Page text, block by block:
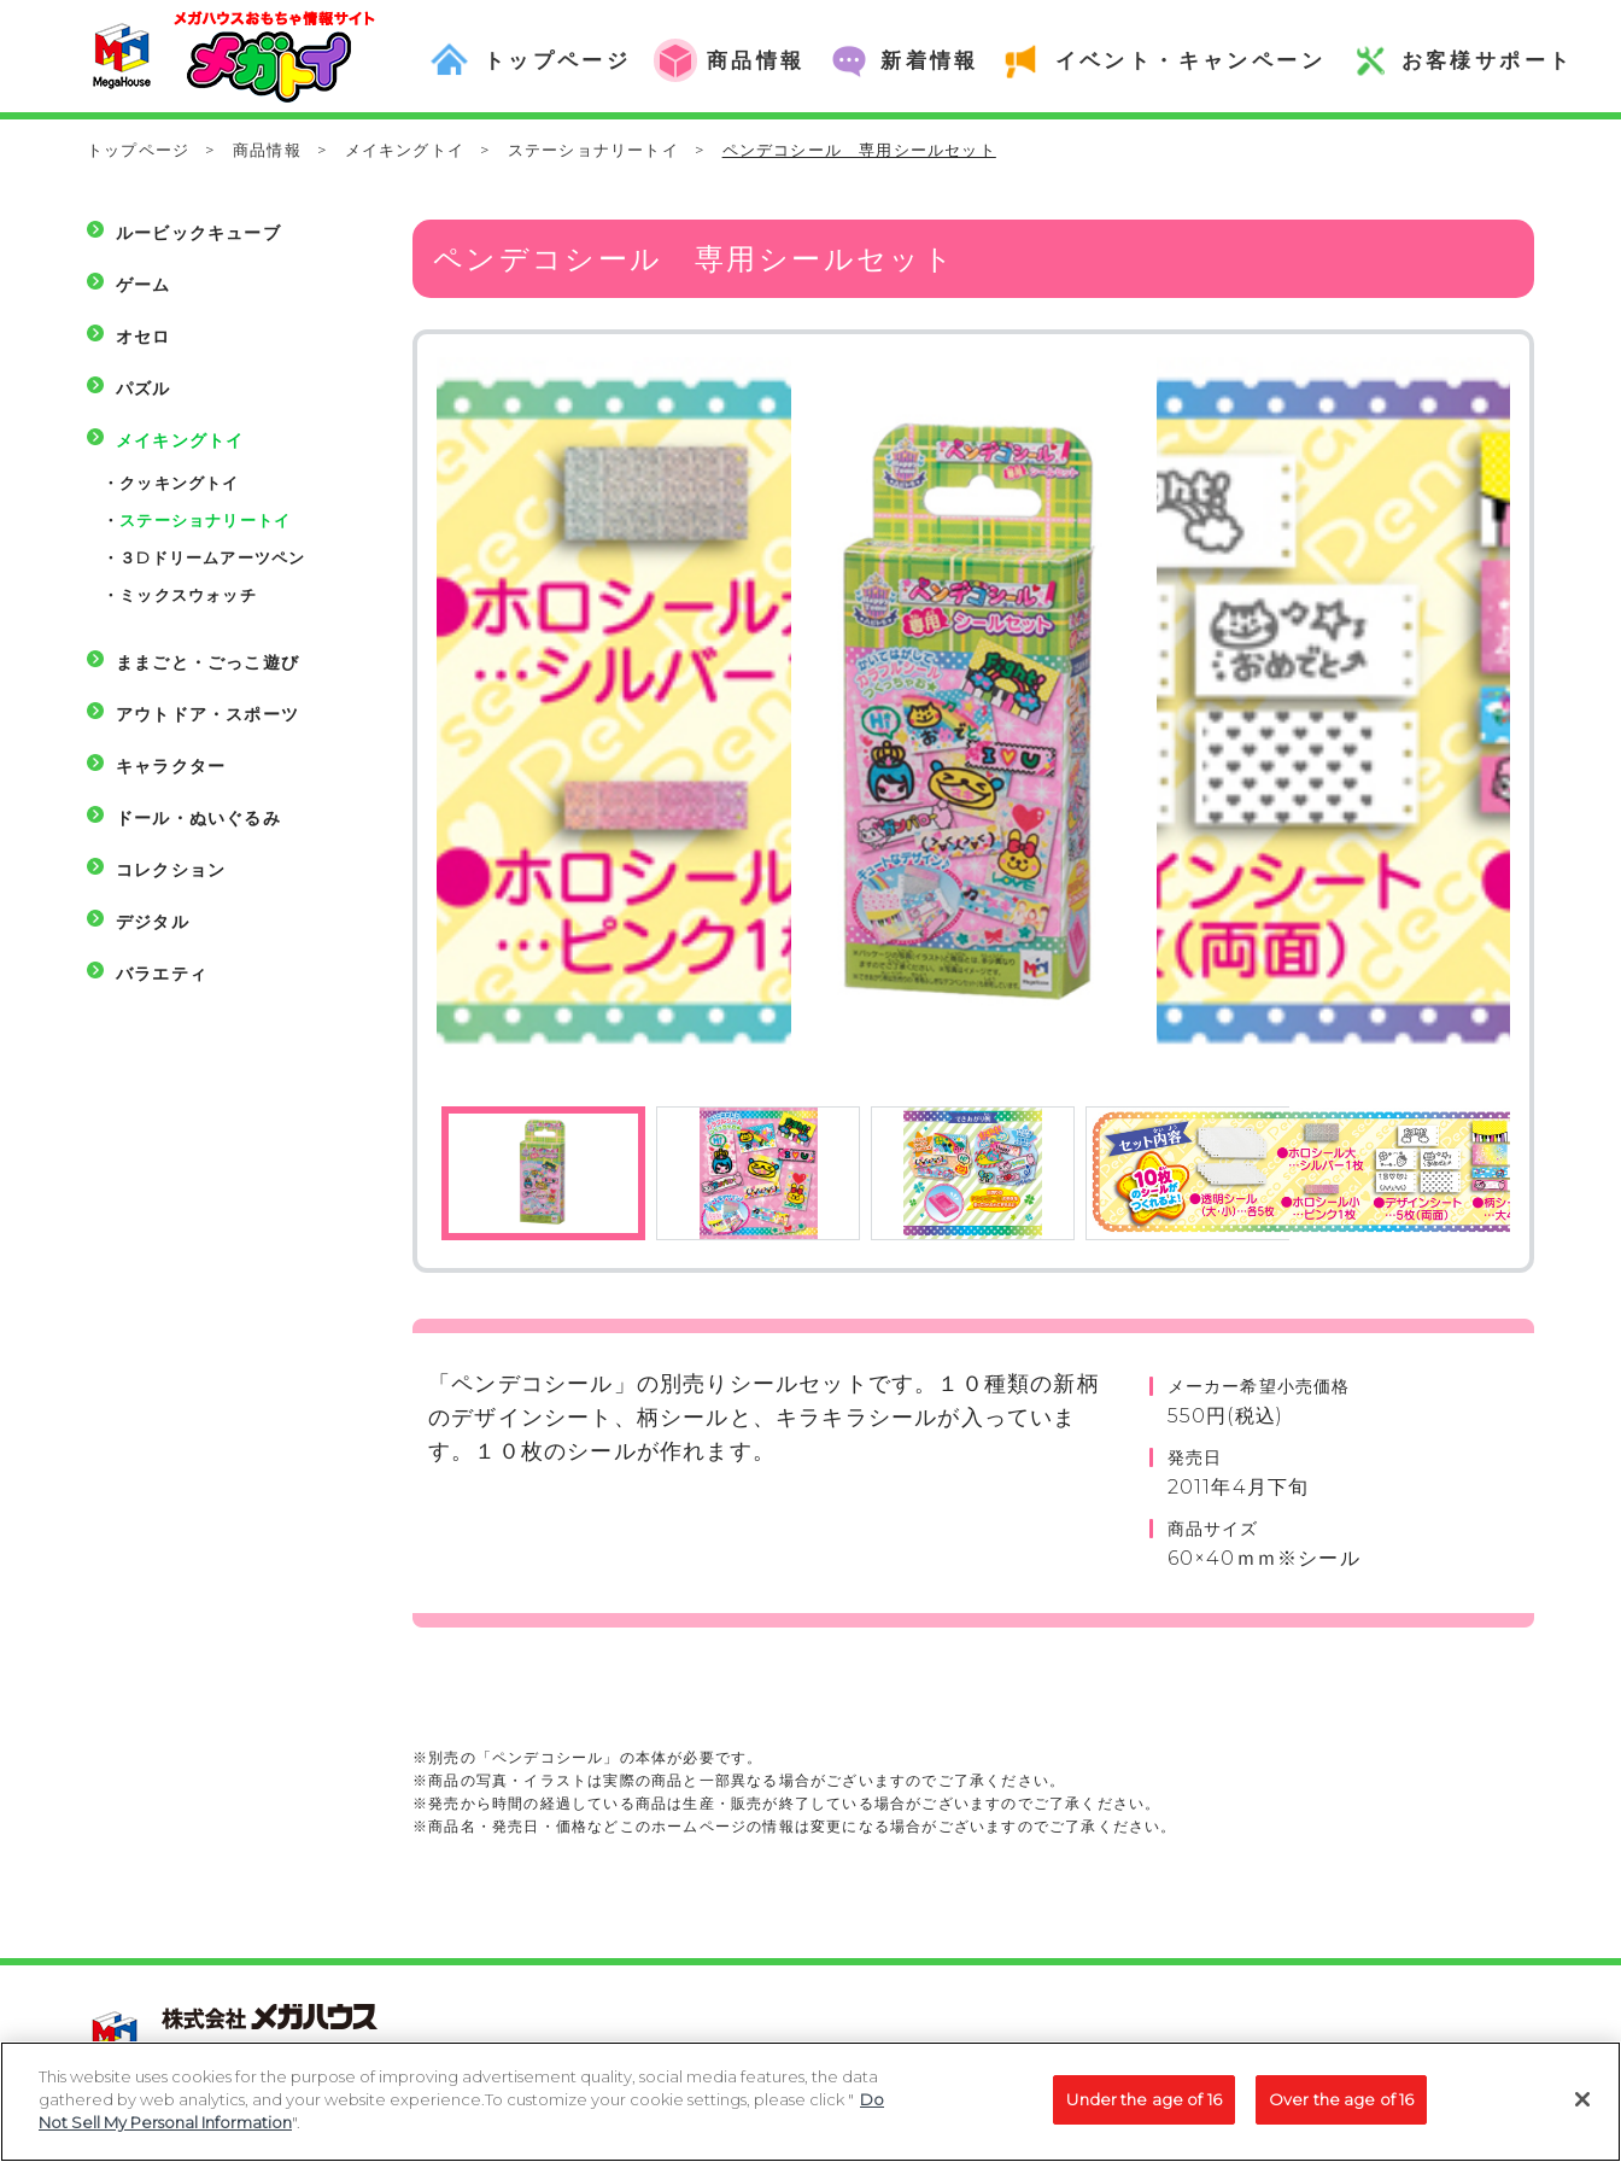
トップページ 商品情報 新着情報 イベント・キャンペーン お客様サポート
トップページ > 商品情報 > メイキングトイ > ステーショナリートイ > ペンデコシール 専用シールセット
ルービックキューブ
ゲーム
オセロ
パズル
メイキングトイ
・ クッキングトイ
・ ステーショナリートイ
・ ３Dドリームアーツペン
・ ミックスウォッチ
ままごと・ごっこ遊び
アウトドア・スポーツ
キャラクター
ドール・ぬいぐるみ
コレクション
デジタル
バラエティ
ペンデコシール 専用シールセット
「ペンデコシール」の別売りシールセットです。１０種類の新柄
のデザインシート、柄シールと、キラキラシールが入っていま
す。１０枚のシールが作れます。
メーカー希望小売価格
550円(税込)
発売日
2011年4月下旬
商品サイズ
60×40ｍｍ※シール
※別売の「ペンデコシール」の本体が必要です。
※商品の写真・イラストは実際の商品と一部異なる場合がございますのでご了承ください。
※発売から時間の経過している商品は生産・販売が終了している場合がございますのでご了承ください。
※商品名・発売日・価格などこのホームページの情報は変更になる場合がございますのでご了承ください。
コピーライト一覧を表示する
This website uses cookies for the purpose of improving advertisement quality, social media features, the data
gathered by web analytics, and your website experience.To customize your cookie settings, please click " Do
Not Sell My Personal Information".
Under the age of 16 Over the age of 16